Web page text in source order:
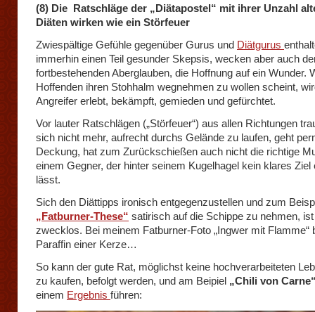
(8) Die Ratschläge der „Diätapostel“ mit ihrer Unzahl
Diäten wirken wie ein Störfeuer
Zwiespältige Gefühle gegenüber Gurus und Diätgurus
immerhin einen Teil gesunder Skepsis, wecken aber auch
fortbestehenden Aberglauben, die Hoffnung auf ein Wunder.
Hoffenden ihren Stohhalm wegnehmen zu wollen scheint,
Angreifer erlebt, bekämpft, gemieden und gefürchtet.
Vor lauter Ratschlägen („Störfeuer“) aus allen Richtungen
sich nicht mehr, aufrecht durchs Gelände zu laufen, geht
Deckung, hat zum Zurückschießen auch nicht die richtige
einem Gegner, der hinter seinem Kugelhagel kein klares Ziel
lässt.
Sich den Diättipps ironisch entgegenzustellen und zum
„Fatburner-These“ satirisch auf die Schippe zu nehmen,
zwecklos. Bei meinem Fatburner-Foto „Ingwer mit Flamme“
Paraffin einer Kerze…
So kann der gute Rat, möglichst keine hochverarbeiteten
zu kaufen, befolgt werden, und am Beipiel „Chili von
einem Ergebnis führen: